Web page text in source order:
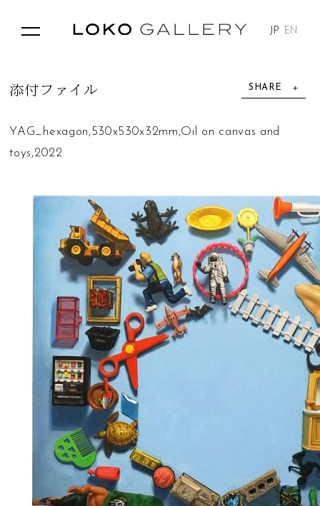
JP EN
SHARE
添付 フ ァ イ ル
YAG_hexagon,530x530x32mm,Oil on canvas and
toys,2022